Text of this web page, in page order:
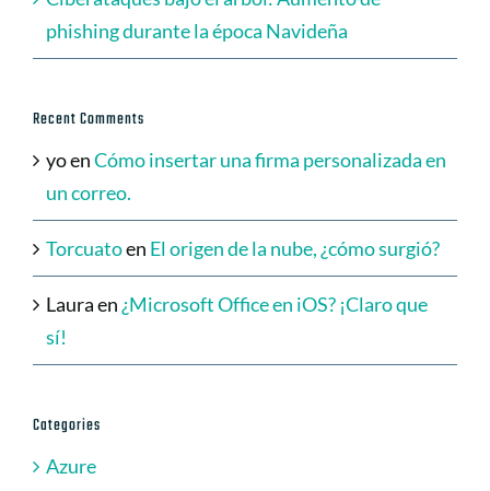
phishing durante la época Navideña
Recent Comments
yoenCómo insertar una firma personalizada en
un correo.
Torcuatoen El origen de la nube, ¿cómo surgió?
Lauraen ¿Microsoft Office en iOS? ¡Claro que
sí!
Categories
Azure